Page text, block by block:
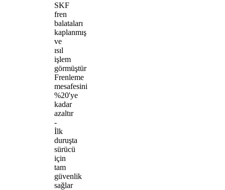
SKF
fren
balataları
kaplanmış
ve
ısıl
işlem
görmüştür
Frenleme
mesafesini
%20'ye
kadar
azaltır
-
İlk
duruşta
sürücü
için
tam
güvenlik
sağlar